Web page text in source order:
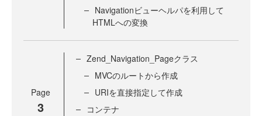
Navigationビューヘルパを利用して
HTMLへの変換
Page
3
Zend_Navigation_Pageクラス
MVCのルートから作成
URIを直接指定して作成
コンテナ